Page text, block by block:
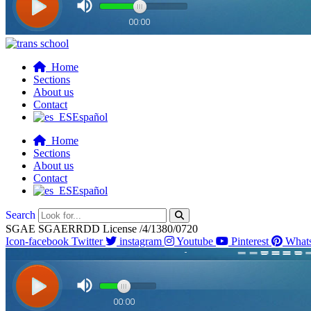
Home
Sections
About us
Contact
Español
Home
Sections
About us
Contact
Español
Search
SGAE SGAERRDD License /4/1380/0720
Icon-facebook Twitter instagram Youtube Pinterest